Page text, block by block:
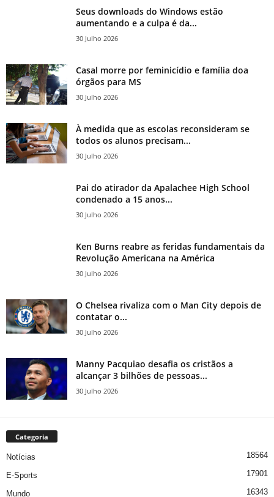
Seus downloads do Windows estão
aumentando e a culpa é da...
30 Julho 2026
Casal morre por feminicídio e família doa
órgãos para MS
30 Julho 2026
À medida que as escolas reconsideram se
todos os alunos precisam...
30 Julho 2026
Pai do atirador da Apalachee High School
condenado a 15 anos...
30 Julho 2026
Ken Burns reabre as feridas fundamentais da
Revolução Americana na América
30 Julho 2026
O Chelsea rivaliza com o Man City depois de
contatar o...
30 Julho 2026
Manny Pacquiao desafia os cristãos a
alcançar 3 bilhões de pessoas...
30 Julho 2026
Categoria
Notícias 18564
E-Sports 17901
Mundo 16343